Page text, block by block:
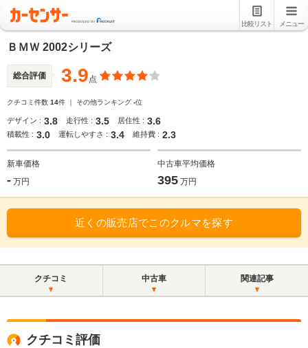
比較リスト メニュー
ＢＭＷ 2002シリーズ
総合評価 3.9点
クチコミ件数 14件 ｜ その他ランキング -位
デザイン : 3.8 走行性 : 3.5 居住性 : 3.6
積載性 : 3.0 運転しやすさ : 3.4 維持費 : 2.3
新車価格
- 万円
中古車平均価格
395 万円
近くの販売店でこのクルマを探す
クチコミ 中古車 関連記事
クチコミ評価